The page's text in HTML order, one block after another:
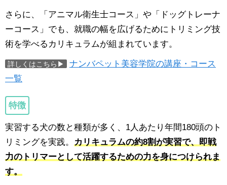
さらに、「アニマル衛生士コース」や「ドッグトレーナ
ーコース」でも、就職の幅を広げるためにトリミング技
術を学べるカリキュラムが組まれています。
詳しくはこちら▶
ナンバペット美容学院の講座・コース
一覧
特徴
実習する犬の数と種類が多く、1人あたり年間180頭のト
リミングを実践。
カリキュラムの約8割が実習で、即戦
力のトリマーとして活躍するための力を身につけられま
す。